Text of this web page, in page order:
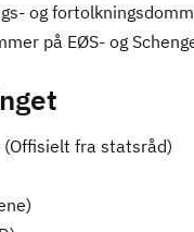
og
på EØS- og
fra statsråd)